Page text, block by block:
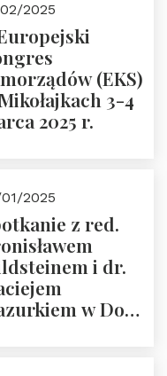
2025
(EKS)
3-4
2025 r.
2025
z red.
i dr.
w Domu